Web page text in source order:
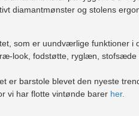
diamantmønster og stolens
som er uundværlige funktioner i
look, fodstøtte, ryglæn, stofsæde
er barstole blevet den nyeste
vi har flotte vintønde barer her.